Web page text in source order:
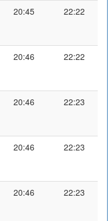
20:45 22:22
20:46 22:22
20:46 22:23
20:46 22:23
20:46 22:23